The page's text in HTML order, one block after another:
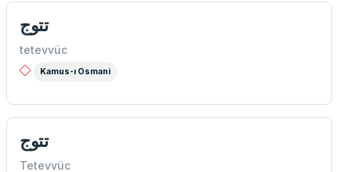
تتوج
tetevvüc
Kamus-ı Osmani
تتوج
Tetevvüc